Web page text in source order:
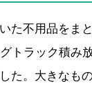
た不用品をま
トラック積み
た。大きなも